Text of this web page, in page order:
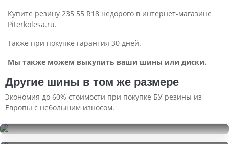
Купите резину 235 55 R18 недорого в интернет-магазине
Piterkolesa.ru.
Также при покупке гарантия 30 дней.
Мы также можем выкупить ваши шины или диски.
Другие шины в том же размере
Экономия до 60% стоимости при покупке БУ резины из
Европы с небольшим износом.